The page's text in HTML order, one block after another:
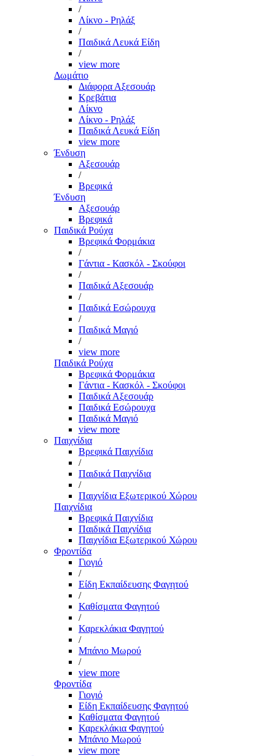
/
Λίκνο - Ρηλάξ
/
Παιδικά Λευκά Είδη
/
view more
Δωμάτιο
Διάφορα Αξεσουάρ
Κρεβάτια
Λίκνο
Λίκνο - Ρηλάξ
Παιδικά Λευκά Είδη
view more
Ένδυση
Αξεσουάρ
/
Βρεφικά
Ένδυση
Αξεσουάρ
Βρεφικά
Παιδικά Ρούχα
Βρεφικά Φορμάκια
/
Γάντια - Κασκόλ - Σκούφοι
/
Παιδικά Αξεσουάρ
/
Παιδικά Εσώρουχα
/
Παιδικά Μαγιό
/
view more
Παιδικά Ρούχα
Βρεφικά Φορμάκια
Γάντια - Κασκόλ - Σκούφοι
Παιδικά Αξεσουάρ
Παιδικά Εσώρουχα
Παιδικά Μαγιό
view more
Παιχνίδια
Βρεφικά Παιχνίδια
/
Παιδικά Παιχνίδια
/
Παιχνίδια Εξωτερικού Χώρου
Παιχνίδια
Βρεφικά Παιχνίδια
Παιδικά Παιχνίδια
Παιχνίδια Εξωτερικού Χώρου
Φροντίδα
Γιογιό
/
Είδη Εκπαίδευσης Φαγητού
/
Καθίσματα Φαγητού
/
Καρεκλάκια Φαγητού
/
Μπάνιο Μωρού
/
view more
Φροντίδα
Γιογιό
Είδη Εκπαίδευσης Φαγητού
Καθίσματα Φαγητού
Καρεκλάκια Φαγητού
Μπάνιο Μωρού
view more